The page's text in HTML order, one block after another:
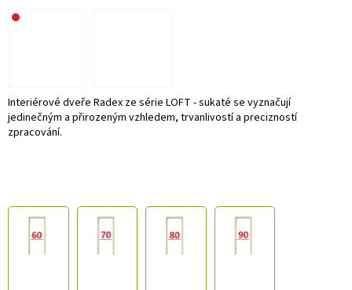
Interiérové dveře Radex ze série LOFT - sukaté se vyznačují
jedinečným a přirozeným vzhledem, trvanlivostí a precizností
zpracování.